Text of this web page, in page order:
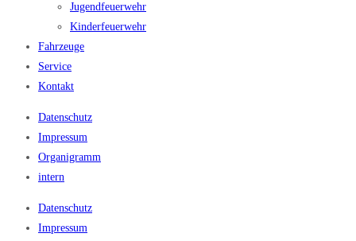
Jugendfeuerwehr
Kinderfeuerwehr
Fahrzeuge
Service
Kontakt
Datenschutz
Impressum
Organigramm
intern
Datenschutz
Impressum